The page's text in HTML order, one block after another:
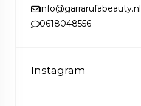
info@garrarufabeauty.nl
0618048556
Instagram